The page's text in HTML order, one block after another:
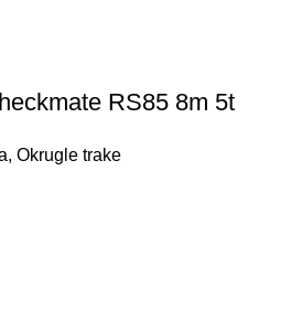
RS85 8m 5t
, Okrugle trake